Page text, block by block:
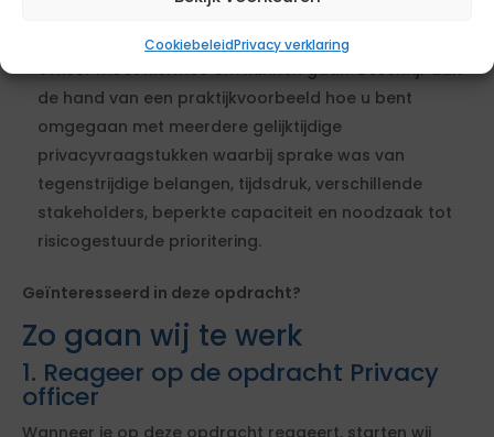
CookiebeleidPrivacy verklaring
Vanuit de verschillende directies binnen het Kadaster
komen diverse soorten vraagstukken. De privacy
officer moet hiermee om kunnen gaan. Beschrijf aan
de hand van een praktijkvoorbeeld hoe u bent
omgegaan met meerdere gelijktijdige
privacyvraagstukken waarbij sprake was van
tegenstrijdige belangen, tijdsdruk, verschillende
stakeholders, beperkte capaciteit en noodzaak tot
risicogestuurde prioritering.
Geïnteresseerd in deze opdracht?
Zo gaan wij te werk
1. Reageer op de opdracht Privacy
officer
Wanneer je op deze opdracht reageert, starten wij